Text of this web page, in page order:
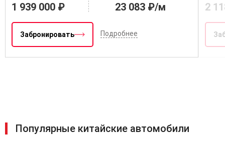
1 939 000 ₽ 23 083 ₽/м
Забронировать Подробнее
2
Популярные китайские автомобили